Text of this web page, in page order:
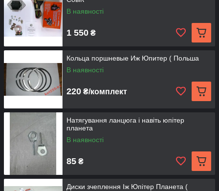
В наявності
1 550 ₴
Кольца поршневые Иж Юпитер ( Польша
В наявності
220 ₴/комплект
Натягування ланцюга і навіть юпітер
планета
В наявності
85 ₴
Диски зчеплення Іж Юпітер Планета (